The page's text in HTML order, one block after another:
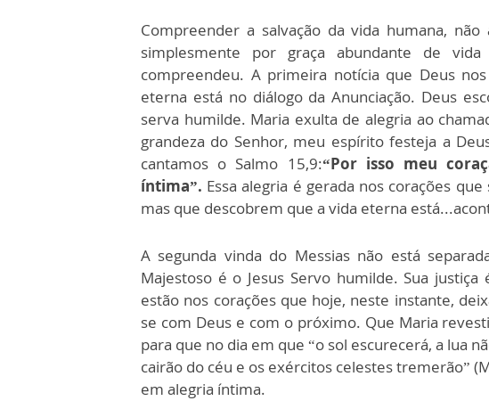
Compreender a salvação da vida humana,
simplesmente por graça abundante de
compreendeu. A primeira notícia que Deus
eterna está no diálogo da Anunciação. Deus
serva humilde. Maria exulta de alegria ao
grandeza do Senhor, meu espírito festeja a
cantamos o Salmo 15,9:“Por isso meu
íntima”. Essa alegria é gerada nos corações
mas que descobrem que a vida eterna
A segunda vinda do Messias não está
Majestoso é o Jesus Servo humilde. Sua
estão nos corações que hoje, neste instante,
se com Deus e com o próximo. Que Maria
para que no dia em que “o sol escurecerá, a lua
cairão do céu e os exércitos celestes tremerão”
em alegria íntima.